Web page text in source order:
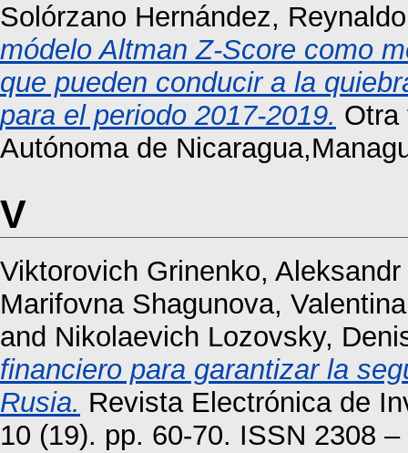
Solórzano Hernández,
módelo Altman Z-Score como
que pueden conducir a la
para el periodo 2017-2019. Otra
Autónoma de
V
Viktorovich Grinenko, Aleksandr
Marifovna Shagunova, Valentina
and Nikolaevich Lozovsky,
financiero para garantizar la
Rusia. Revista Electrónica de
10 (19). pp. 60-70. ISSN 2308 –